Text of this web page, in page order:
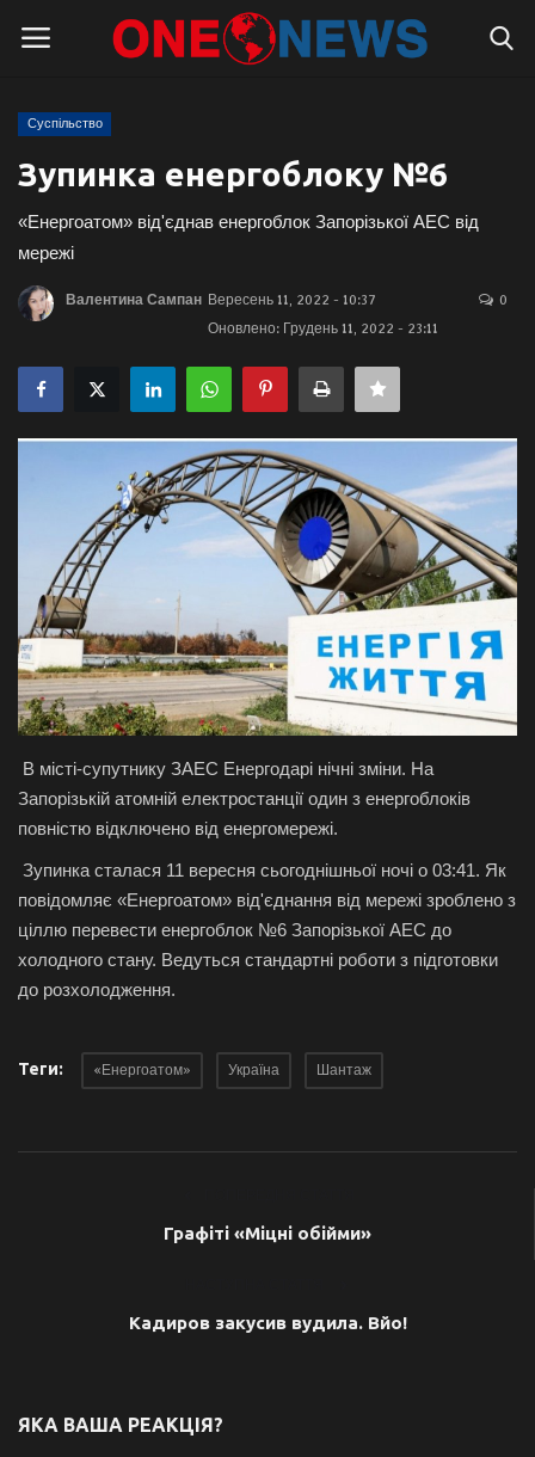
Логін
Головна
Підтримати проєкт
Правила для блогерів
Суспільство
Галерея
Політика
Економіка
Технології
Спорт
Авто
Відео
Мова
Ukraine
Суспільство
Зупинка енергоблоку №6
«Енергоатом» від'єднав енергоблок Запорізької АЕС від
мережі
Валентина Сампан Вересень 11, 2022 - 10:37
Оновлено: Грудень 11, 2022 - 23:11
0
В місті-супутнику ЗАЕС Енергодарі нічні зміни. На
Запорізькій атомній електростанції один з енергоблоків
повністю відключено від енергомережі.
Зупинка сталася 11 вересня сьогоднішньої ночі о 03:41. Як
повідомляє «Енергоатом» від'єднання від мережі зроблено з
ціллю перевести енергоблок №6 Запорізької АЕС до
холодного стану. Ведуться стандартні роботи з підготовки
до розхолодження.
Теги: «Енергоатом» Україна Шантаж
Графіті «Міцні обійми»
Кадиров закусив вудила. Вйо!
ЯКА ВАША РЕАКЦІЯ?